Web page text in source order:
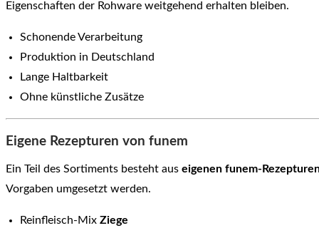
Eigenschaften der Rohware weitgehend erhalten bleiben.
Schonende Verarbeitung
Produktion in Deutschland
Lange Haltbarkeit
Ohne künstliche Zusätze
Eigene Rezepturen von funem
Ein Teil des Sortiments besteht aus eigenen funem-
Vorgaben umgesetzt werden.
Reinfleisch-Mix Ziege